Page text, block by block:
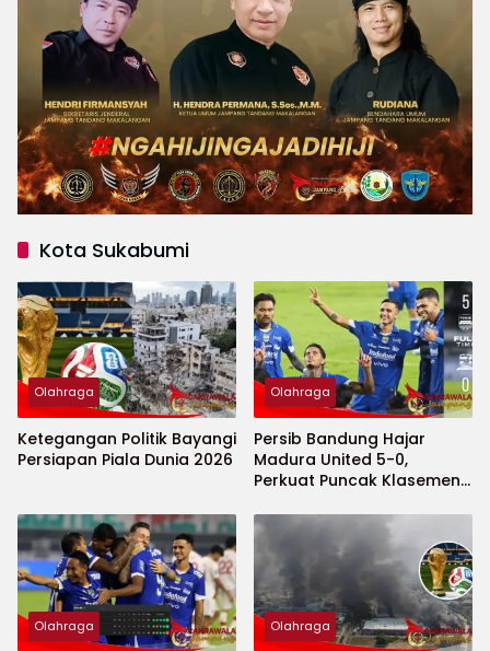
Kota Sukabumi
Olahraga
Ketegangan Politik Bayangi
Persiapan Piala Dunia 2026
Olahraga
Persib Bandung Hajar
Madura United 5-0,
Perkuat Puncak Klasemen
Olahraga Olahraga